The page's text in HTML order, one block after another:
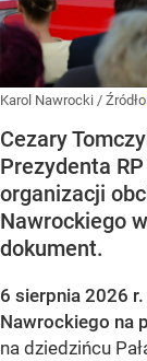
Karol Nawrocki /
Cezary
Prezydenta
organizacji
Nawrockiego
dokument.
6 sierpnia 2026
Nawrockiego na
na dziedzińcu